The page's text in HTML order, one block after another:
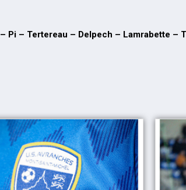
Pi – Tertereau – Delpech – Lamrabette –